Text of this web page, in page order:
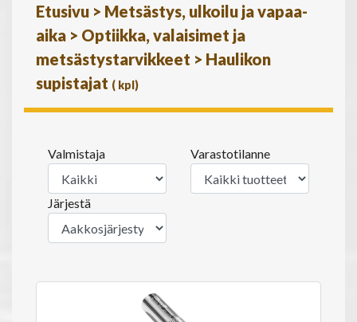
Etusivu > Metsästys, ulkoilu ja vapaa-
aika > Optiikka, valaisimet ja
metsästystarvikkeet > Haulikon
supistajat ( kpl)
Valmistaja Varastotilanne
Järjestä